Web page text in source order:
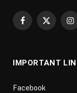
Facebook
X
IMPORTANT
Facebook